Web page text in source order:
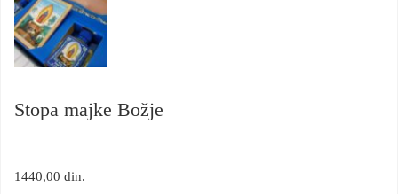
Stopa majke Božje
1440,00 din.